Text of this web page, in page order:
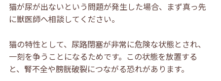
猫が尿が出ないという問題が発生した場合、まず真っ先
に獣医師へ相談してください。
猫の特性として、尿路閉塞が非常に危険な状態とされ、
一刻を争うことになるためです。この状態を放置する
と、腎不全や膀胱破裂につながる恐れがあります。